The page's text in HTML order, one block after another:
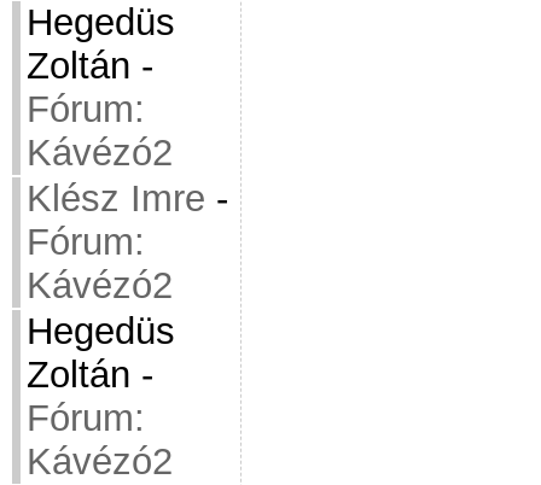
Hegedüs
Zoltán -
Fórum:
Kávézó2
Klész Imre -
Fórum:
Kávézó2
Hegedüs
Zoltán -
Fórum:
Kávézó2